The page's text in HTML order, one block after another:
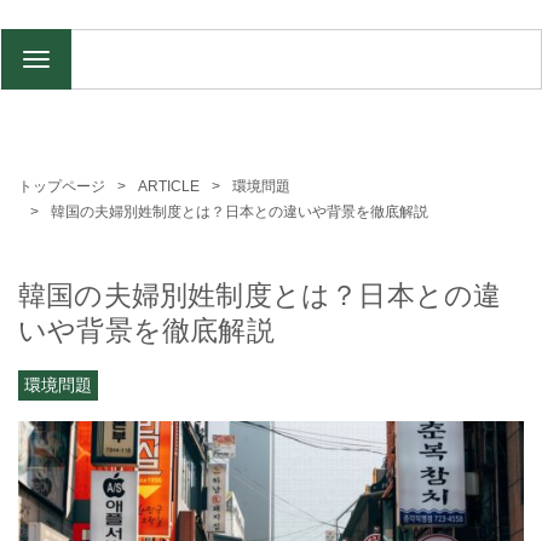
TOGGLE
トップページ ARTICLE
環境問題
韓国の夫婦別姓制度とは？日本との違いや背景を徹底解説
韓国の夫婦別姓制度とは？日本との違
いや背景を徹底解説
環境問題